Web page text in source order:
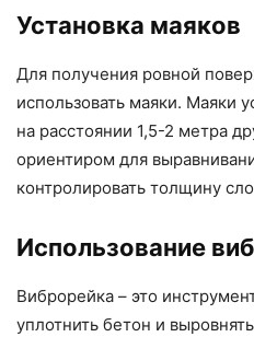
Установка маяков
Для получения ровной
использовать маяки. Маяки
на расстоянии 1,5-2 метра
ориентиром для
контролировать толщину
Использование
Виброрейка – это
уплотнить бетон и